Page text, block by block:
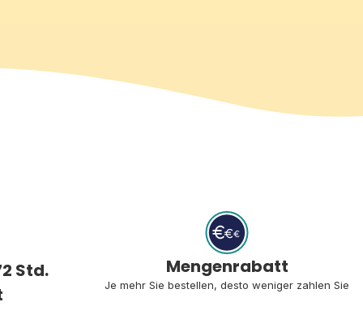
Std.
Mengenrabatt
Je mehr Sie bestellen, desto weniger zahlen Sie